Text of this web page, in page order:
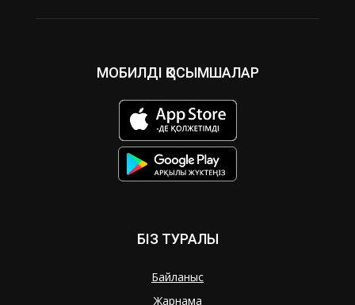
МОБИЛДІ ҚОСЫМШАЛАР
БІЗ ТУРАЛЫ
Байланыс
Жарнама